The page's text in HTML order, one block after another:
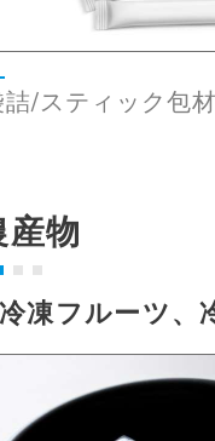
詰/スティック包材
産物
冷凍フルーツ、